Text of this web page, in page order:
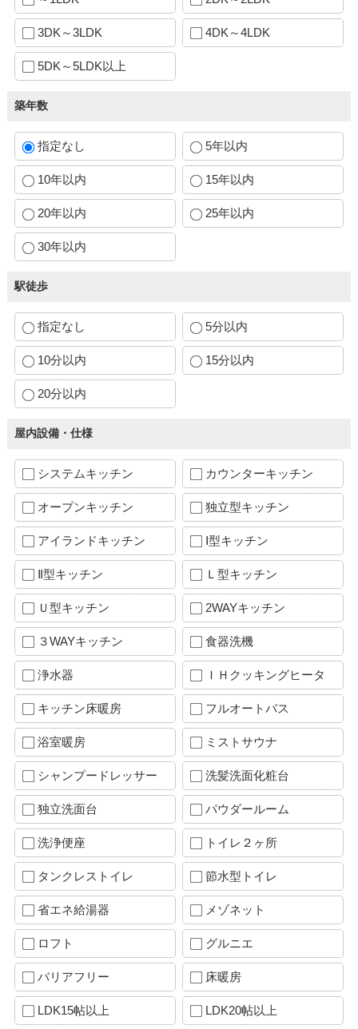
3DK～3LDK 4DK～4LDK
5DK～5LDK以上
築年数
指定なし 5年以内
10年以内 15年以内
20年以内 25年以内
30年以内
駅徒歩
指定なし 5分以内
10分以内 15分以内
20分以内
屋内設備・仕様
システムキッチン カウンターキッチン
オープンキッチン 独立型キッチン
アイランドキッチン Ⅰ型キッチン
Ⅱ型キッチン Ｌ型キッチン
Ｕ型キッチン 2WAYキッチン
３WAYキッチン 食器洗機
浄水器 ＩＨクッキングヒータ
キッチン床暖房 フルオートバス
浴室暖房 ミストサウナ
シャンプードレッサー 洗髪洗面化粧台
独立洗面台 パウダールーム
洗浄便座 トイレ２ヶ所
タンクレストイレ 節水型トイレ
省エネ給湯器 メゾネット
ロフト グルニエ
バリアフリー 床暖房
LDK15帖以上 LDK20帖以上